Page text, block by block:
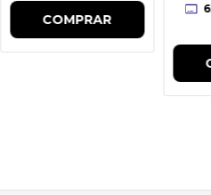
COMPRAR
6